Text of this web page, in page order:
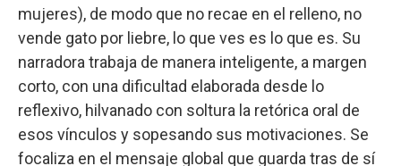
mujeres), de modo que no recae en el relleno, no
vende gato por liebre, lo que ves es lo que es. Su
narradora trabaja de manera inteligente, a margen
corto, con una dificultad elaborada desde lo
reflexivo, hilvanado con soltura la retórica oral de
esos vínculos y sopesando sus motivaciones. Se
focaliza en el mensaje global que guarda tras de sí